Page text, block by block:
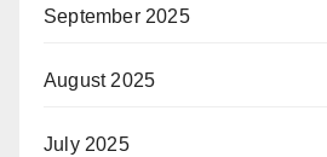
September 2025
August 2025
July 2025